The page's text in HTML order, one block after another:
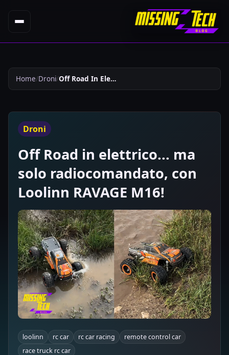
Home Droni Off Road In Elettrico Ma Solo Radiocomandato Con Loolinn Ravage M16 915
Droni
Off Road in elettrico... ma
solo radiocomandato, con
Loolinn RAVAGE M16!
loolinn rc car rc car racing
remote control car
race truck rc car